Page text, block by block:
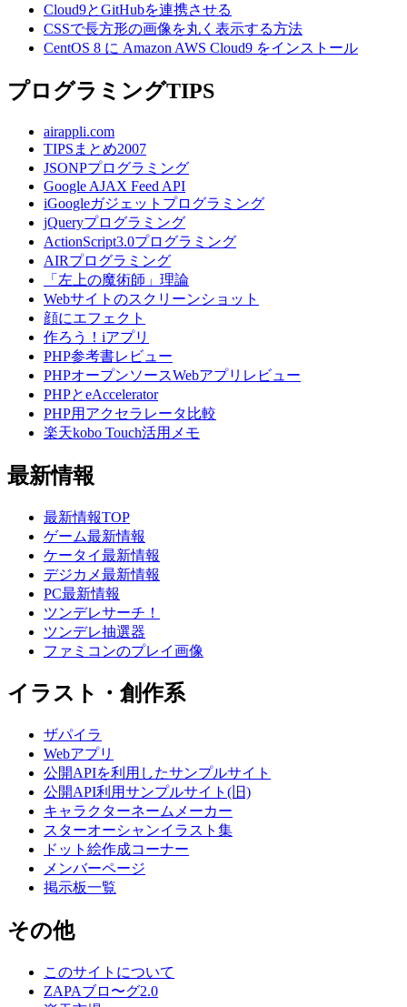
Cloud9とGitHubを連携させる
CSSで長方形の画像を丸く表示する方法
CentOS 8 に Amazon AWS Cloud9 をインストール
プログラミングTIPS
airappli.com
TIPSまとめ2007
JSONPプログラミング
Google AJAX Feed API
iGoogleガジェットプログラミング
jQueryプログラミング
ActionScript3.0プログラミング
AIRプログラミング
「左上の魔術師」理論
Webサイトのスクリーンショット
顔にエフェクト
作ろう！iアプリ
PHP参考書レビュー
PHPオープンソースWebアプリレビュー
PHPとeAccelerator
PHP用アクセラレータ比較
楽天kobo Touch活用メモ
最新情報
最新情報TOP
ゲーム最新情報
ケータイ最新情報
デジカメ最新情報
PC最新情報
ツンデレサーチ！
ツンデレ抽選器
ファミコンのプレイ画像
イラスト・創作系
ザパイラ
Webアプリ
公開APIを利用したサンプルサイト
公開API利用サンプルサイト(旧)
キャラクターネームメーカー
スターオーシャンイラスト集
ドット絵作成コーナー
メンバーページ
掲示板一覧
その他
このサイトについて
ZAPAブロ〜グ2.0